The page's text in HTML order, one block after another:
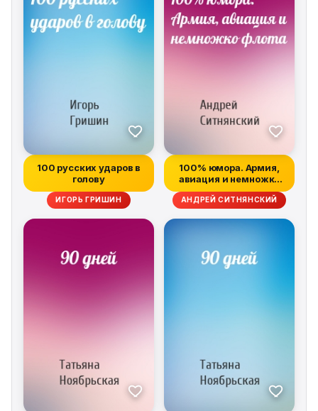
100 русских ударов в
голову
ИГОРЬ ГРИШИН
100% юмора. Армия,
авиация и немножко
флота
АНДРЕЙ СИТНЯНСКИЙ